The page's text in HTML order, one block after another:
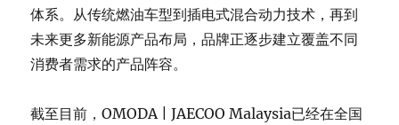
体系。从传统燃油车型到插电式混合动力技术，再到
未来更多新能源产品布局，品牌正逐步建立覆盖不同
消费者需求的产品阵容。
截至目前，OMODA | JAECOO Malaysia已经在全国